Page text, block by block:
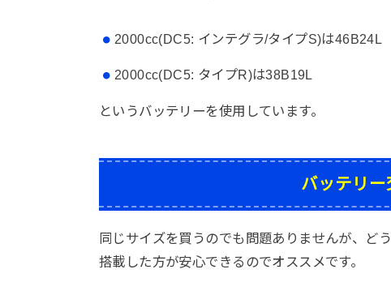
2000cc(DC5: インテグラ/タイプS)は46B24L
2000cc(DC5: タイプR)は38B19L
というバッテリーを使用しています。
バッテリ
同じサイズを買うのでも問題ありませんが、ど
搭載した方が安心できるのでオススメです。